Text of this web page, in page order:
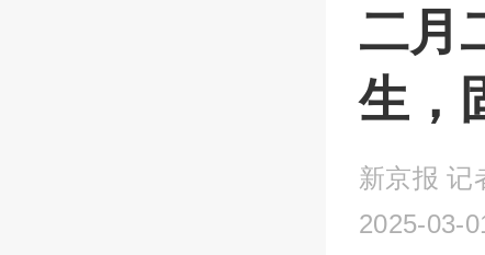
二月
生，
新京报 记
2025-03-